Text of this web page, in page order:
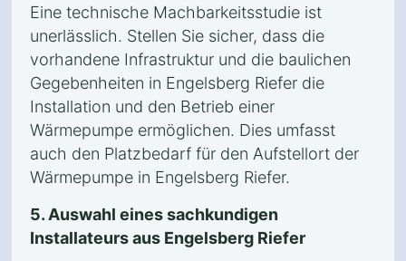
Eine technische Machbarkeitsstudie ist
unerlässlich. Stellen Sie sicher, dass die
vorhandene Infrastruktur und die baulichen
Gegebenheiten in Engelsberg Riefer die
Installation und den Betrieb einer
Wärmepumpe ermöglichen. Dies umfasst
auch den Platzbedarf für den Aufstellort der
Wärmepumpe in Engelsberg Riefer.
5. Auswahl eines sachkundigen
Installateurs aus Engelsberg Riefer